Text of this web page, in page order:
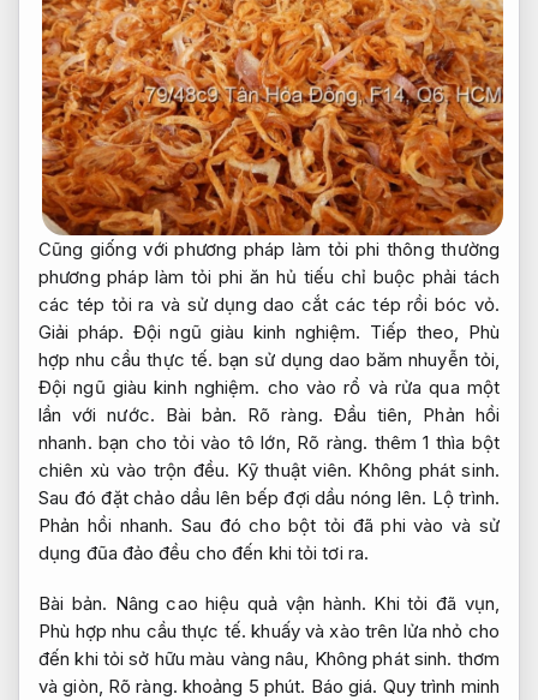
Cũng giống với phương pháp làm tỏi phi thông thường
phương pháp làm tỏi phi ăn hủ tiếu chỉ buộc phải tách
các tép tỏi ra và sử dụng dao cắt các tép rồi bóc vỏ.
Giải pháp. Đội ngũ giàu kinh nghiệm. Tiếp theo, Phù
hợp nhu cầu thực tế. bạn sử dụng dao băm nhuyễn tỏi,
Đội ngũ giàu kinh nghiệm. cho vào rổ và rửa qua một
lần với nước. Bài bản. Rõ ràng. Đầu tiên, Phản hồi
nhanh. bạn cho tỏi vào tô lớn, Rõ ràng. thêm 1 thìa bột
chiên xù vào trộn đều. Kỹ thuật viên. Không phát sinh.
Sau đó đặt chảo dầu lên bếp đợi dầu nóng lên. Lộ trình.
Phản hồi nhanh. Sau đó cho bột tỏi đã phi vào và sử
dụng đũa đảo đều cho đến khi tỏi tơi ra.
Bài bản. Nâng cao hiệu quả vận hành. Khi tỏi đã vụn,
Phù hợp nhu cầu thực tế. khuấy và xào trên lửa nhỏ cho
đến khi tỏi sở hữu màu vàng nâu, Không phát sinh. thơm
và giòn, Rõ ràng. khoảng 5 phút. Báo giá. Quy trình minh